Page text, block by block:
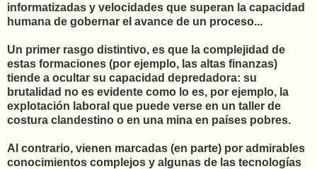
informatizadas y velocidades que superan la capacidad
humana de gobernar el avance de un proceso...
Un primer rasgo distintivo, es que la complejidad de
estas formaciones (por ejemplo, las altas finanzas)
tiende a ocultar su capacidad depredadora: su
brutalidad no es evidente como lo es, por ejemplo, la
explotación laboral que puede verse en un taller de
costura clandestino o en una mina en países pobres.
Al contrario, vienen marcadas (en parte) por admirables
conocimientos complejos y algunas de las tecnologías